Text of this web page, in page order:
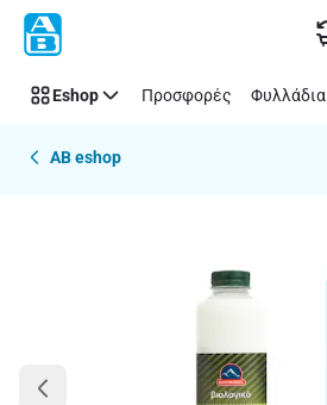
Παράλειψη
Eshop Προσφορές Φυλλάδια
AB eshop